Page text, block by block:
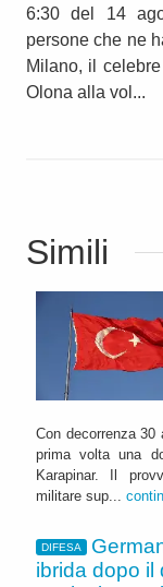
6:30 del 14
persone che ne
Milano, il
Olona alla vol...
Simili
Con decorrenza 30
prima volta una
Karapinar. Il
militare sup...
DIFESA
ibrida dopo il